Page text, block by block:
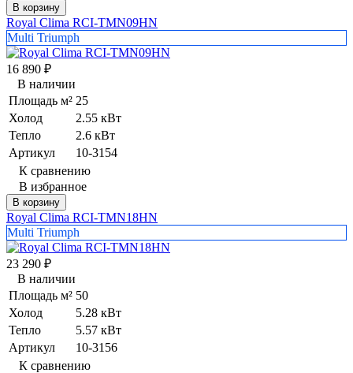
В корзину
Royal Clima RCI-TMN09HN
Multi Triumph
16 890 ₽
В наличии
Площадь м² 25
Холод
2.55 кВт
Тепло
2.6 кВт
Артикул
10-3154
К сравнению
В избранное
В корзину
Royal Clima RCI-TMN18HN
Multi Triumph
23 290 ₽
В наличии
Площадь м² 50
Холод
5.28 кВт
Тепло
5.57 кВт
Артикул
10-3156
К сравнению